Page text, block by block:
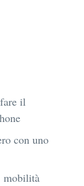
il
con uno
mobilità